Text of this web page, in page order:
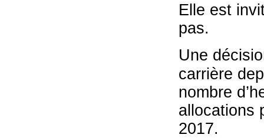
Elle est
pas.
Une
carrière
nombre
allocations
2017.